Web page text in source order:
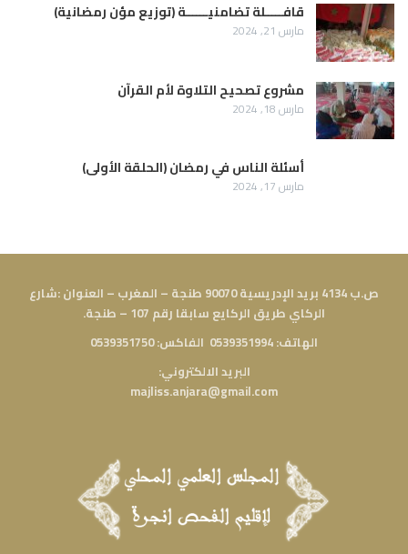
قافـــــلة تضامنيــــــة (توزيع مؤن رمضانية)
مارس 21, 2024
مشروع تصحيح التلاوة لأم القرآن
مارس 18, 2024
أسئلة الناس في رمضان (الحلقة الأولى)
مارس 17, 2024
ص.ب 4134 بريد الإدريسية 90070 طنجة – المغرب – العنوان :شارع
الركاي طريق الركايع سابقا رقم 107 – طنجة.
الهاتف: 0539351994 الفاكس: 0539351750
البريد الالكتروني:
majliss.anjara@gmail.com